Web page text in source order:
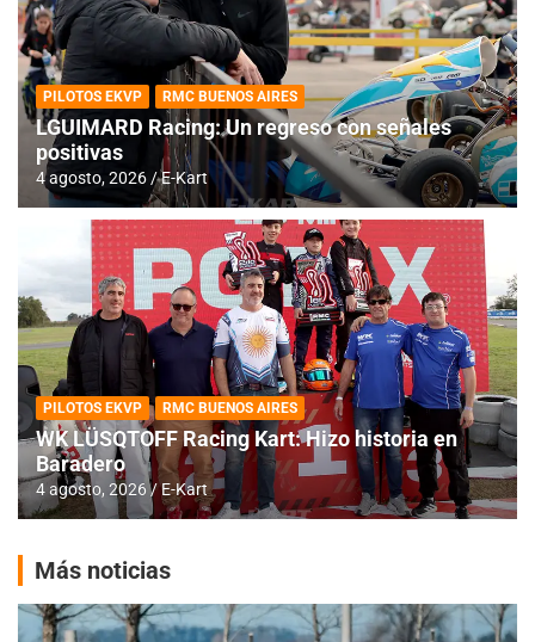
PILOTOS EKVP RMC BUENOS AIRES
LGUIMARD Racing: Un regreso con señales
positivas
4 agosto, 2026 E-Kart
PILOTOS EKVP RMC BUENOS AIRES
WK LÜSQTOFF Racing Kart: Hizo historia en
Baradero
4 agosto, 2026 E-Kart
Más noticias